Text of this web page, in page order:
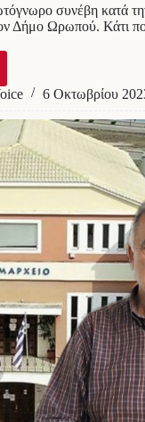
συνέβη κατά
Δήμο Ωρωπού. Κάτι
6 Οκτωβρίου